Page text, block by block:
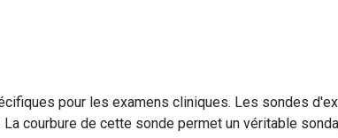
pour les examens cliniques. Les sondes
courbure de cette sonde permet un véritable